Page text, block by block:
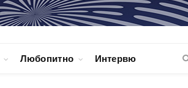
Любопитно Интервю